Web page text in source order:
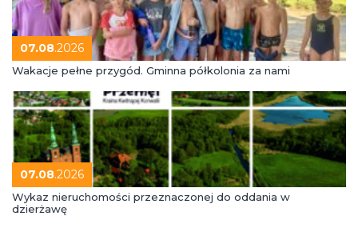
07.08.2026
Wakacje pełne przygód. Gminna półkolonia za nami
07.08.2026
Wykaz nieruchomości przeznaczonej do oddania w
dzierżawę